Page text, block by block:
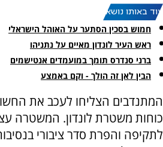
עוד באותו נושא:
חמוש בסכין הסתער על האוהל הישראלי
ראש העיר לונדון מאיים על נתניהו
ברני סנדרס תומך במועמדים אנטישמים
הבין לאן זה הולך - וקם באמצע
המתנדבים הצליחו לעכב את
כוחות משטרת לונדון. המשטרה
לתקיפה והפרת סדר ציבורי